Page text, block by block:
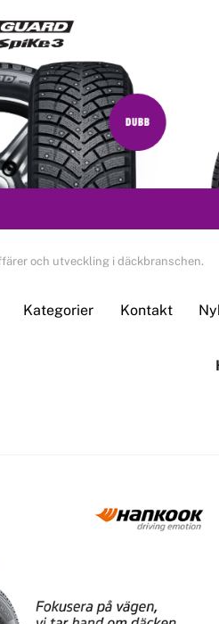
och utveckling i däckbranschen.
Kategorier Kontakt